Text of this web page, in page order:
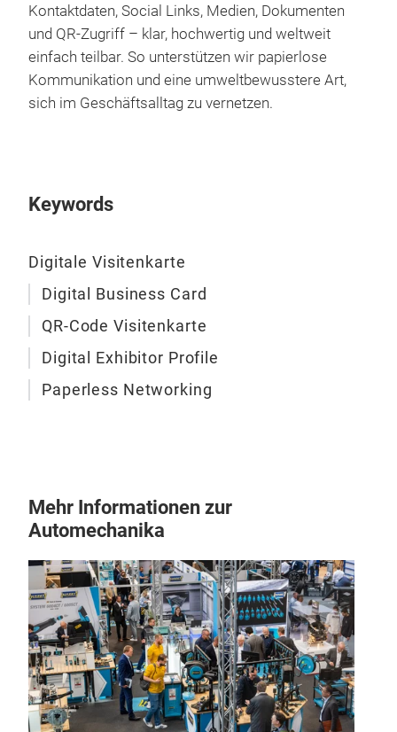
Kontaktdaten, Social Links, Medien, Dokumenten
und QR-Zugriff – klar, hochwertig und weltweit
einfach teilbar. So unterstützen wir papierlose
Kommunikation und eine umweltbewusstere Art,
sich im Geschäftsalltag zu vernetzen.
Keywords
Digitale Visitenkarte
Digital Business Card
QR-Code Visitenkarte
Digital Exhibitor Profile
Paperless Networking
Mehr Informationen zur
Automechanika